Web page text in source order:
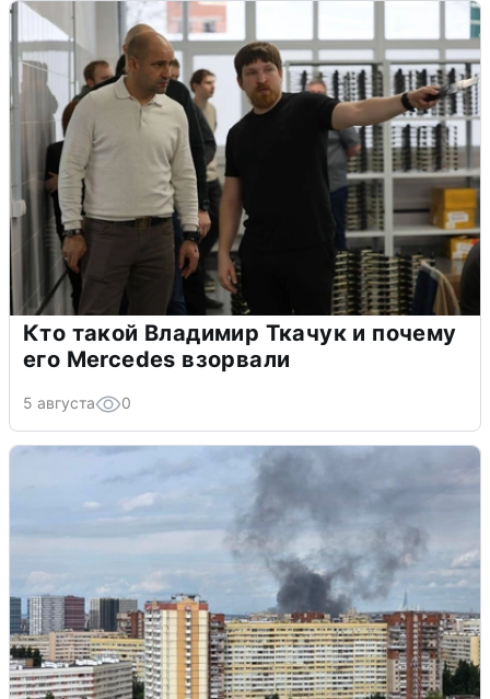
Кто такой Владимир Ткачук и почему
его Mercedes взорвали
5 августа 0